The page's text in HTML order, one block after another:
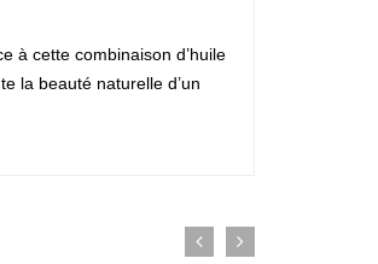
à cette combinaison d’huile
la beauté naturelle d’un